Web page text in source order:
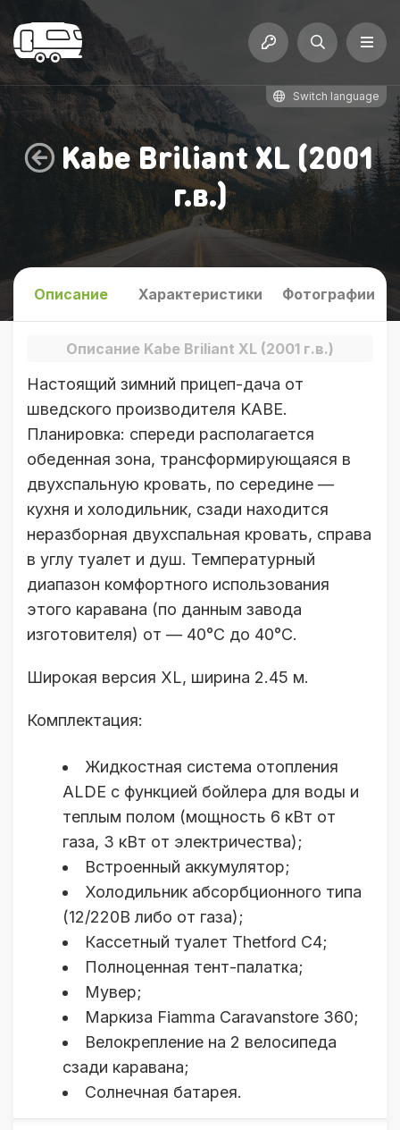
Switch language
Kabe Briliant XL (2001
г.в.)
Описание Характеристики Фотографии
Описание Kabe Briliant XL (2001 г.в.)
Настоящий зимний прицеп-дача от
шведского производителя KABE.
Планировка: спереди располагается
обеденная зона, трансформирующаяся в
двухспальную кровать, по середине —
кухня и холодильник, сзади находится
неразборная двухспальная кровать, справа
в углу туалет и душ. Температурный
диапазон комфортного использования
этого каравана (по данным завода
изготовителя) от — 40°C до 40°C.
Широкая версия XL, ширина 2.45 м.
Комплектация:
Жидкостная система отопления
ALDE с функцией бойлера для воды и
теплым полом (мощность 6 кВт от
газа, 3 кВт от электричества);
Встроенный аккумулятор;
Холодильник абсорбционного типа
(12/220В либо от газа);
Кассетный туалет Thetford C4;
Полноценная тент-палатка;
Мувер;
Маркиза Fiamma Caravanstore 360;
Велокрепление на 2 велосипеда
сзади каравана;
Солнечная батарея.